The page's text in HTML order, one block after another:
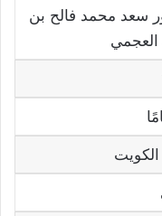
سعد محمد فالح بن
الكويت